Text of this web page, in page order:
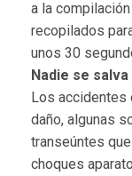
a la
recopilados
unos 30
Nadie se
Los accidentes
daño, algunas
transeúntes
choques